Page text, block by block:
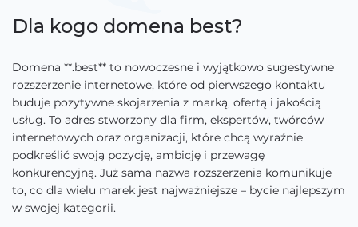
Dla kogo domena best?
Domena **.best** to nowoczesne i wyjątkowo sugestywne
rozszerzenie internetowe, które od pierwszego kontaktu
buduje pozytywne skojarzenia z marką, ofertą i jakością
usług. To adres stworzony dla firm, ekspertów, twórców
internetowych oraz organizacji, które chcą wyraźnie
podkreślić swoją pozycję, ambicję i przewagę
konkurencyjną. Już sama nazwa rozszerzenia komunikuje
to, co dla wielu marek jest najważniejsze – bycie najlepszym
w swojej kategorii.